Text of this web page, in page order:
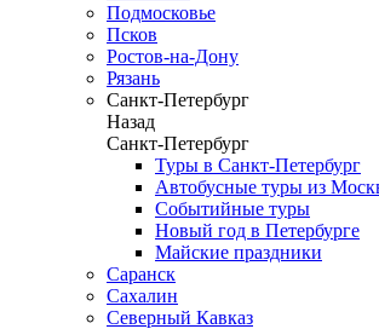
Подмосковье
Псков
Ростов-на-Дону
Рязань
Санкт-Петербург
Назад
Санкт-Петербург
Туры в Санкт-Петербург
Автобусные туры из
Событийные туры
Новый год в Петербурге
Майские праздники
Саранск
Сахалин
Северный Кавказ